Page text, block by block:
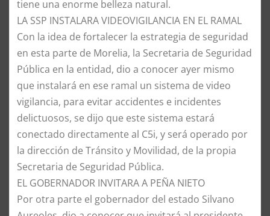
tiene una enorme belleza natural.
LA SSP INSTALARA VIDEOVIGILANCIA EN EL RAMAL
Con la idea de fortalecer la estrategia de seguridad
en esta parte de Morelia, la Secretaria de Seguridad
Pública en la entidad, dio a conocer ayer mismo
que instalará en ese ramal un sistema de video
vigilancia, para evitar accidentes e incidentes
delictuosos, se dijo que este sistema estará
conectado directamente al C5i, y será operado por
la dirección de Tránsito y Movilidad, de la propia
Secretaria de Seguridad Pública.
EL GOBERNADOR INVITARA A PEÑA NIETO
Por otra parte el gobernador del estado Silvano